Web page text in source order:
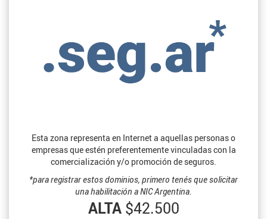
Esta zona representa en Internet a aquellas personas o
empresas que estén preferentemente vinculadas con la
comercialización y/o promoción de seguros.
*para registrar estos dominios, primero tenés que solicitar
una habilitación a NIC Argentina.
ALTA$42.500